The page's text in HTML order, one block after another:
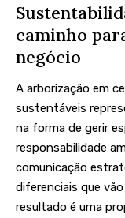
caminho
negócio
A arborização em
sustentáveis
na forma de gerir
responsabilidade
comunicação
diferenciais que
resultado é uma